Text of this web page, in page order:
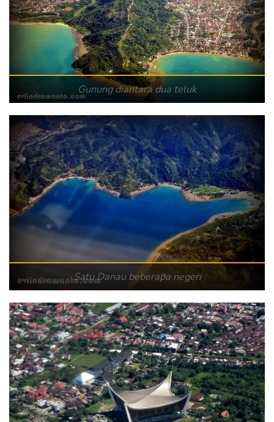
Gunung diantara dua teluk
Satu Danau beberapa negeri